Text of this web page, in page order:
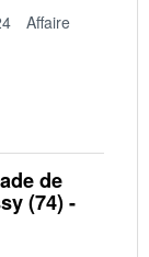
Affaire
de
(74) -